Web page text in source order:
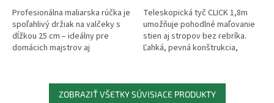
Profesionálna maliarska rúčka je
spoľahlivý držiak na valčeky s
dĺžkou 25 cm – ideálny pre
domácich majstrov aj
Teleskopická tyč CLICK 1,8m
umožňuje pohodlné maľovanie
stien aj stropov bez rebríka.
Ľahká, pevná konštrukcia,
maliarske...
ZOBRAZIŤ VŠETKY SÚVISIACE PRODUKTY